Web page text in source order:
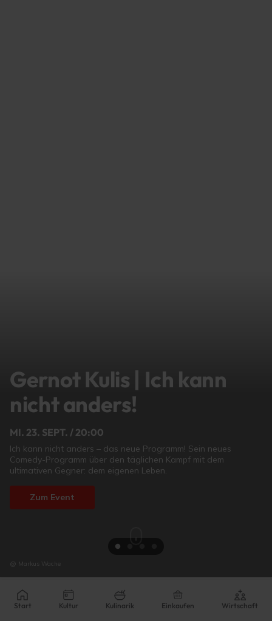
Landecker
Kinderflohmarkt
MORGEN / 09:00
In den Sommerferien gibt es einen Marktplatz für die Kleinsten
der Kinderflohmarkt auf den Stufen des Alten Kinos, bei dem
Kinder ihre Spielsachen tauschen oder verkaufen können.
Zum Event
Aktuell:
18 - 28 ºC
Start
Kultur Kulinarik Einkaufen Wirtschaft